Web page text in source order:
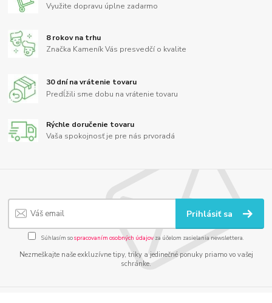
Využite dopravu úplne zadarmo
8 rokov na trhu
Značka Kameník Vás presvedčí o kvalite
30 dní na vrátenie tovaru
Predĺžili sme dobu na vrátenie tovaru
Rýchle doručenie tovaru
Vaša spokojnosť je pre nás prvoradá
Prihlásiť sa
Súhlasím sospracovaním osobných údajov za účelom zasielania newslettera.
Nezmeškajte naše exkluzívne tipy, triky a jedinečné ponuky priamo vo vašej
schránke.